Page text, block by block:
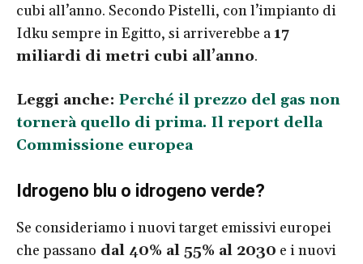
cubi all’anno. Secondo Pistelli, con l’impianto di
Idku sempre in Egitto, si arriverebbe a 17
miliardi di metri cubi all’anno.
Leggi anche: Perché il prezzo del gas non
tornerà quello di prima. Il report della
Commissione europea
Idrogeno blu o idrogeno verde?
Se consideriamo i nuovi target emissivi europei
che passano dal 40% al 55% al 2030 e i nuovi